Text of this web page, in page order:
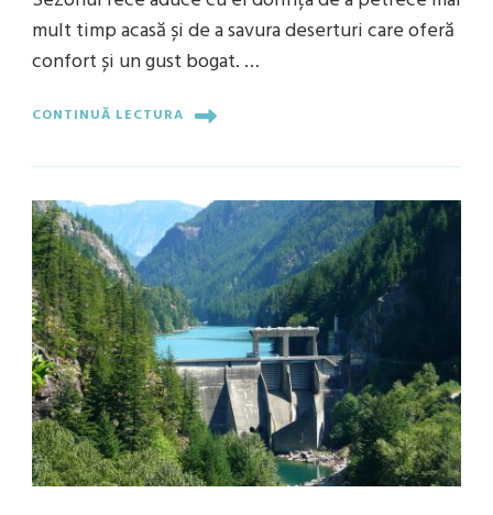
mult timp acasă și de a savura deserturi care oferă
confort și un gust bogat. …
CONTINUĂ LECTURA